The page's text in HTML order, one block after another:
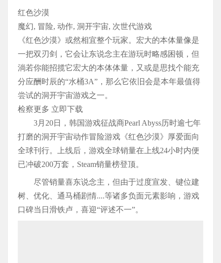
红色沙漠
魔幻, 冒险, 动作, 洞开宇宙, 次世代游戏
《红色沙漠》或然相宜整个玩家。宏大的本体量像是
一把双刃剑，它会让东说念主在游玩时略感困顿，但
淌若你能招揽它宏大的本体体量，又或是思找个能充
分应酬时辰的“水桶3A”，那么它依旧会是本年最值得
尝试的洞开宇宙游戏之一。
检察更多 立即下载
3月20日，韩国游戏征战商Pearl Abyss历时逾七年
打磨的洞开宇宙动作冒险游戏《红色沙漠》厚爱面向
全球刊行。上线后，游戏全球销量在上线24小时内便
已冲破200万套，Steam销量榜登顶。
尽管销量喜东说念主，但由于过度宣发、键位建
树、优化、通马桶剧情....等诸多负面元素影响，游戏
口碑当日滑铁卢，喜迎“评述不一”。